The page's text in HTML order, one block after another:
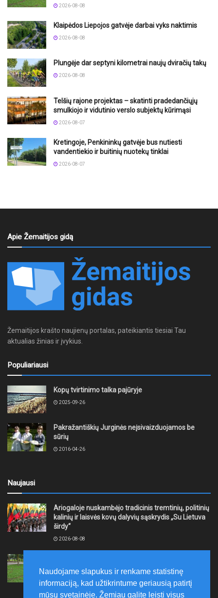
2026-08-08
Klaipėdos Liepojos gatvėje darbai vyks naktimis
2026-08-08
Plungėje dar septyni kilometrai naujų dviračių takų
2026-08-08
Telšių rajone projektas – skatinti pradedančiųjų
smulkiojo ir vidutinio verslo subjektų kūrimąsi
2026-08-07
Kretingoje, Penkininkų gatvėje bus nutiesti
vandentiekio ir buitinių nuotekų tinklai
2026-08-07
Apie Žemaitijos gidą
Žemaitijos krašto naujienų portalas, pateikiantis tiesiai Tau
aktualias žinias ir įvykius.
Populiariausi
Kopų tvirtinimo talka pajūryje
2025-09-26
Pakražantiškių Jurginės neįsivaizduojamos be
sūrių
2016-04-26
Naujausi
Ariogaloje nuskambėjo tradicinis tremtinių, politinių
kalinių ir laisvės kovų dalyvių sąskrydis „Su Lietuva
širdy“
2026-08-08
laikytis Kelių eismo taisyklių, tausoti aplinką
2026-08-08
Naudojame slapukus ir renkame statistinę
informaciją, kad užtikrintume geriausią patirtį
mūsų svetainėje. Žemiau galite leisti visus